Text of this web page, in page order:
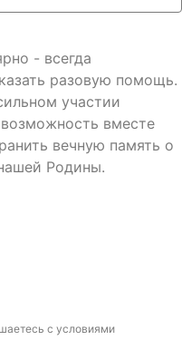
- всегда
разовую помощь.
участии
вместе
вечную память о
Родины.
с условиями